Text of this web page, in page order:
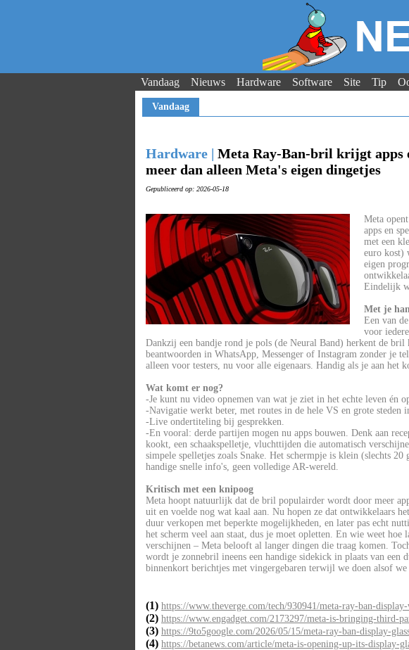
Vandaag Nieuws Hardware Software Site Tip
Vandaag
Hardware | Meta Ray-Ban-bril krijgt apps
meer dan alleen Meta's eigen dingetjes
Gepubliceerd op: 2026-05-18
Meta
apps en
met een
euro kost)
eigen
Eindelijk
Met je
Een van
voor
Dankzij een bandje rond je pols (de Neural Band) herkent de bril
beantwoorden in WhatsApp, Messenger of Instagram zonder je
alleen voor testers, nu voor alle eigenaars. Handig als je aan het
Wat komt er nog?
-Je kunt nu video opnemen van wat je ziet in het echte leven én
-Navigatie werkt beter, met routes in de hele VS en grote steden
-Live ondertiteling bij gesprekken.
-En vooral: derde partijen mogen nu apps bouwen. Denk aan
kookt, een schaakspelletje, vluchttijden die automatisch
simpele spelletjes zoals Snake. Het schermpje is klein (slechts
handige snelle info's, geen volledige AR-wereld.
Kritisch met een knipoog
Meta hoopt natuurlijk dat de bril populairder wordt door meer
uit en voelde nog wat kaal aan. Nu hopen ze dat ontwikkelaars
duur verkopen met beperkte mogelijkheden, en later pas echt
het scherm veel aan staat, dus je moet opletten. En wie weet hoe
verschijnen – Meta belooft al langer dingen die traag komen.
wordt je zonnebril ineens een handige sidekick in plaats van een
binnenkort berichtjes met vingergebaren terwijl we doen alsof
(1) https://www.theverge.com/tech/930941/meta-ray-ban-
(2) https://www.engadget.com/2173297/meta-is-bringing-third-
(3) https://9to5google.com/2026/05/15/meta-ray-ban-display-
(4) https://betanews.com/article/meta-is-opening-up-its-display-